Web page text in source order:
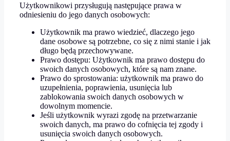
Użytkownikowi przysługują następujące prawa w
odniesieniu do jego danych osobowych:
Użytkownik ma prawo wiedzieć, dlaczego jego
dane osobowe są potrzebne, co się z nimi stanie i jak
długo będą przechowywane.
Prawo dostępu: Użytkownik ma prawo dostępu do
swoich danych osobowych, które są nam znane.
Prawo do sprostowania: użytkownik ma prawo do
uzupełnienia, poprawienia, usunięcia lub
zablokowania swoich danych osobowych w
dowolnym momencie.
Jeśli użytkownik wyrazi zgodę na przetwarzanie
swoich danych, ma prawo do cofnięcia tej zgody i
usunięcia swoich danych osobowych.